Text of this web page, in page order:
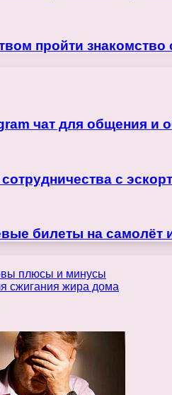
пройти
чат для общения и
с
билеты на самолёт